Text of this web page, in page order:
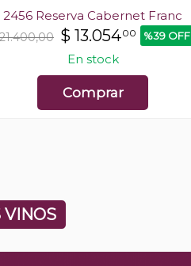
2456 Reserva Cabernet Franc
$ 13.05400 %39 OFF
En stock
Comprar
VINOS